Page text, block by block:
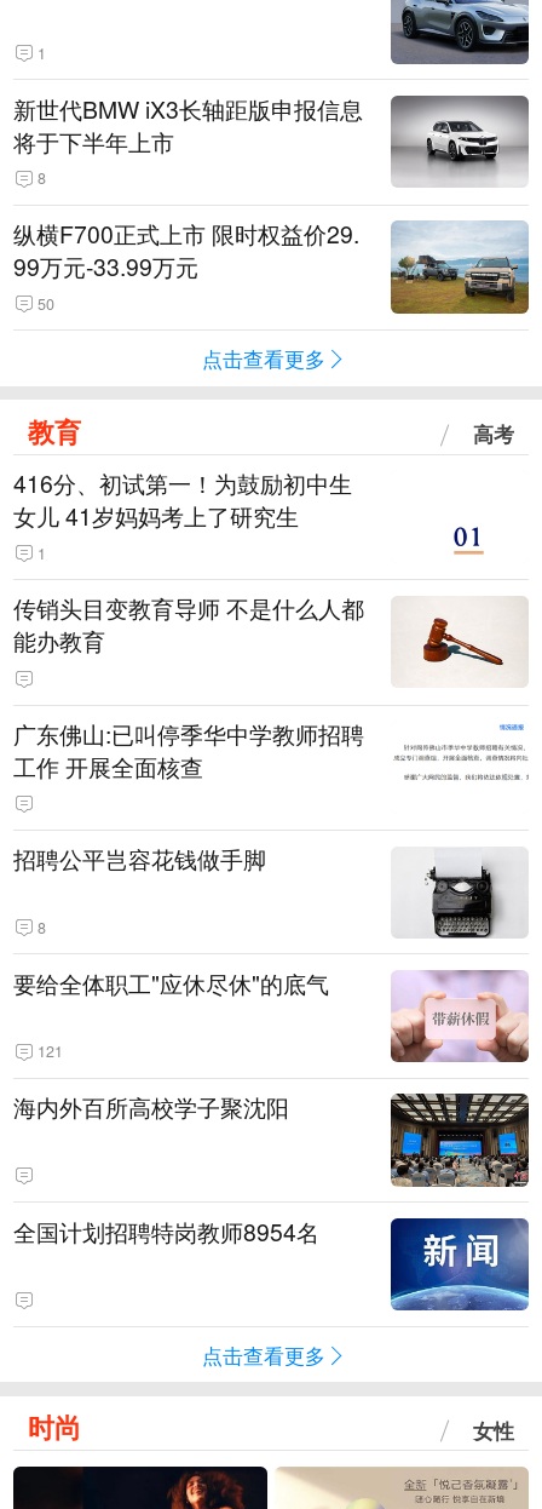
1
新世代BMW iX3长轴距版申报信息
将于下半年上市
8
纵横F700正式上市 限时权益价29.
99万元-33.99万元
50
点击查看更多
教育 高考
416分、初试第一！为鼓励初中生
女儿 41岁妈妈考上了研究生
1
传销头目变教育导师 不是什么人都
能办教育
广东佛山:已叫停季华中学教师招聘
工作 开展全面核查
招聘公平岂容花钱做手脚
8
要给全体职工"应休尽休"的底气
121
海内外百所高校学子聚沈阳
全国计划招聘特岗教师8954名
点击查看更多
时尚 女性